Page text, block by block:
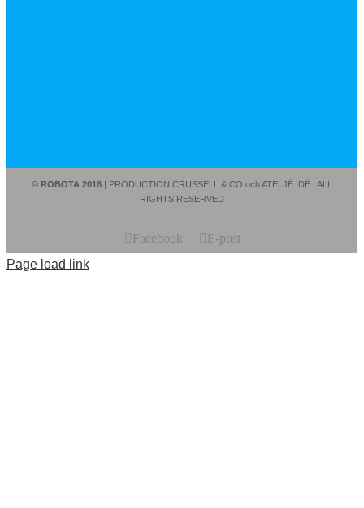
© ROBOTA 2018 | PRODUCTION CRUSSELL & CO och ATELJÉ IDÉ | ALL
RIGHTS RESERVED
Facebook
E-post
Page load link